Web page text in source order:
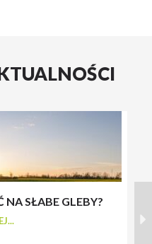
NA SŁABE GLEBY?